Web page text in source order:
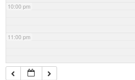
10:00 pm
11:00 pm